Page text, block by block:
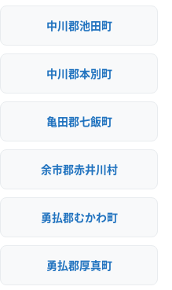
中川郡池田町
中川郡本別町
亀田郡七飯町
余市郡赤井川村
勇払郡むかわ町
勇払郡厚真町